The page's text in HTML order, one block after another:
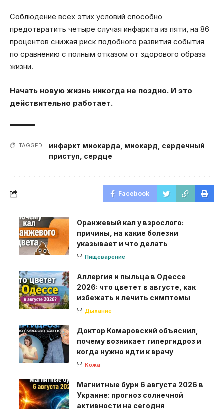
Соблюдение всех этих условий способно
предотвратить четыре случая инфаркта из пяти, на 86
процентов снижая риск подобного развития события
по сравнению с полным отказом от здорового образа
жизни.
Начать новую жизнь никогда не поздно. И это
действительно работает.
TAGGED: инфаркт миокарда миокард сердечный
приступ сердце
Facebook
Оранжевый кал у взрослого:
причины, на какие болезни
указывает и что делать
Пищеварение
Аллергия и пыльца в Одессе
2026: что цветет в августе, как
избежать и лечить симптомы
Дыхание
Доктор Комаровский объяснил,
почему возникает гипергидроз и
когда нужно идти к врачу
Кожа
Магнитные бури 6 августа 2026 в
Украине: прогноз солнечной
активности на сегодня